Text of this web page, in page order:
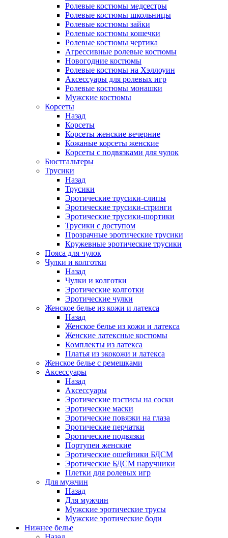
Ролевые костюмы медсестры
Ролевые костюмы школьницы
Ролевые костюмы зайки
Ролевые костюмы кошечки
Ролевые костюмы чертика
Агрессивные ролевые костюмы
Новогодние костюмы
Ролевые костюмы на Хэллоуин
Аксессуары для ролевых игр
Ролевые костюмы монашки
Мужские костюмы
Корсеты
Назад
Корсеты
Корсеты женские вечерние
Кожаные корсеты женские
Корсеты с подвязками для чулок
Бюстгальтеры
Трусики
Назад
Трусики
Эротические трусики-слипы
Эротические трусики-стринги
Эротические трусики-шортики
Трусики с доступом
Прозрачные эротические трусики
Кружевные эротические трусики
Пояса для чулок
Чулки и колготки
Назад
Чулки и колготки
Эротические колготки
Эротические чулки
Женское белье из кожи и латекса
Назад
Женское белье из кожи и латекса
Женские латексные костюмы
Комплекты из латекса
Платья из экокожи и латекса
Женское белье с ремешками
Аксессуары
Назад
Аксессуары
Эротические пэстисы на соски
Эротические маски
Эротические повязки на глаза
Эротические перчатки
Эротические подвязки
Портупеи женские
Эротические ошейники БДСМ
Эротические БДСМ наручники
Плетки для ролевых игр
Для мужчин
Назад
Для мужчин
Мужские эротические трусы
Мужские эротические боди
Нижнее белье